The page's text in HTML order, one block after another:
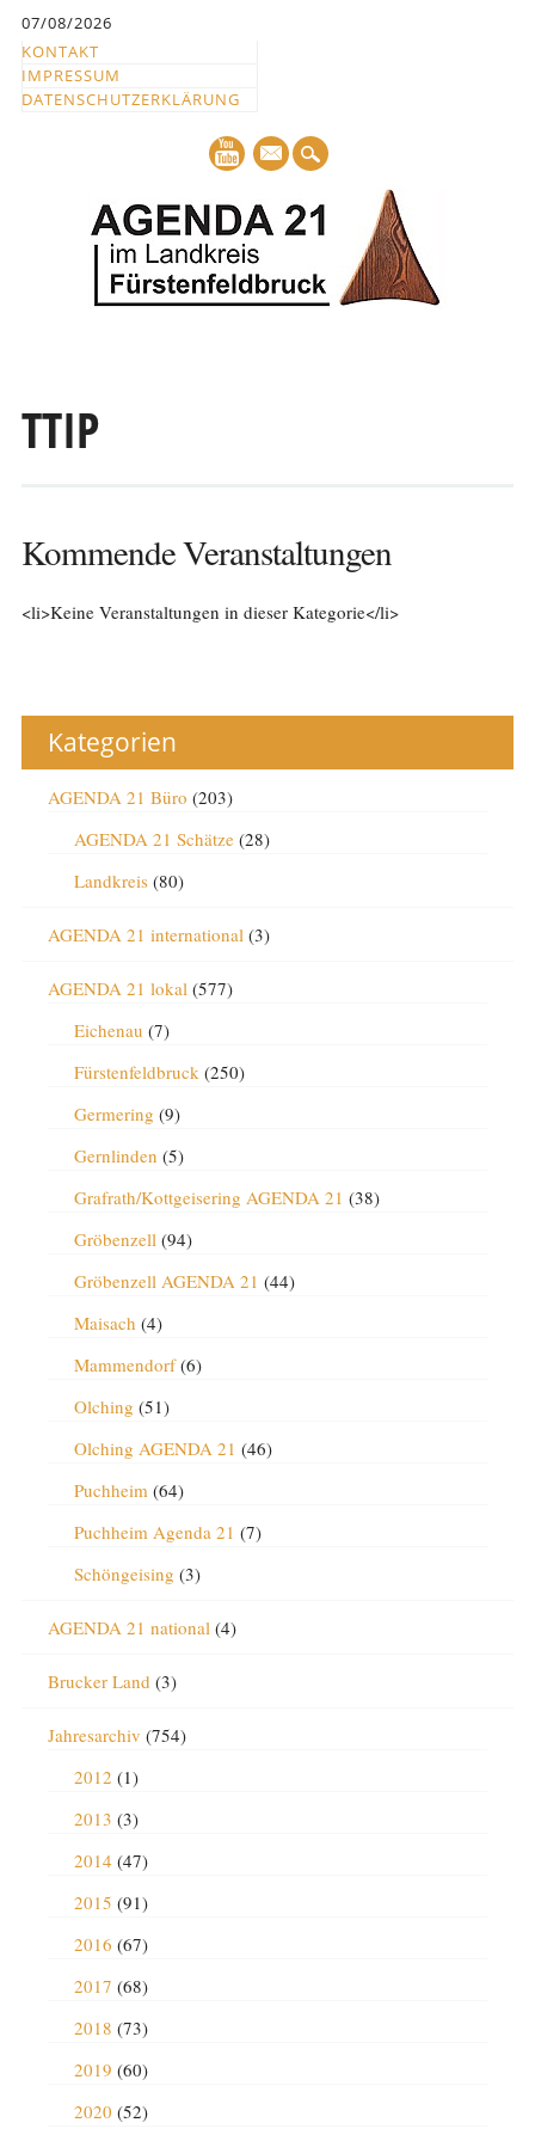
springen
07/08/2026
KONTAKT
IMPRESSUM
DATENSCHUTZERKLÄRUNG
TTIP
Kommende Veranstaltungen
<li>Keine Veranstaltungen in dieser Kategorie</li>
Kategorien
AGENDA 21 Büro (203)
AGENDA 21 Schätze(28)
Landkreis(80)
AGENDA 21 international(3)
AGENDA 21 lokal(577)
Eichenau (7)
Fürstenfeldbruck(250)
Germering (9)
Gernlinden (5)
Grafrath/Kottgeisering AGENDA 21 (38)
Gröbenzell(94)
Gröbenzell AGENDA 21 (44)
Maisach (4)
Mammendorf(6)
Olching (51)
Olching AGENDA 21 (46)
Puchheim(64)
Puchheim Agenda 21 (7)
Schöngeising (3)
AGENDA 21 national(4)
Brucker Land (3)
Jahresarchiv (754)
2012 (1)
2013 (3)
2014 (47)
2015 (91)
2016 (67)
2017 (68)
2018 (73)
2019 (60)
2020 (52)